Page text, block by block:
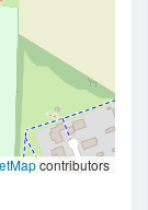
contributors